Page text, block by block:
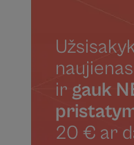
ir gauk
20 € ar